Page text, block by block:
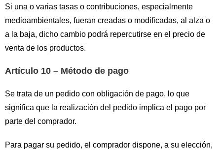
Si una o varias tasas o contribuciones, especialmente
medioambientales, fueran creadas o modificadas, al alza o
a la baja, dicho cambio podrá repercutirse en el precio de
venta de los productos.
Artículo 10 – Método de pago
Se trata de un pedido con obligación de pago, lo que
significa que la realización del pedido implica el pago por
parte del comprador.
Para pagar su pedido, el comprador dispone, a su elección,